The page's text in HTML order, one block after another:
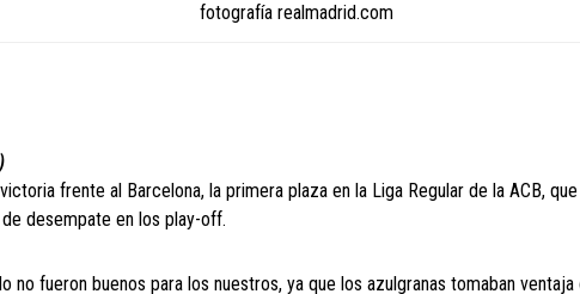
fotografía realmadrid.com
frente al Barcelona, la primera plaza en la Liga Regular de la ACB,
desempate en los play-off.
no fueron buenos para los nuestros, ya que los azulgranas tomaban